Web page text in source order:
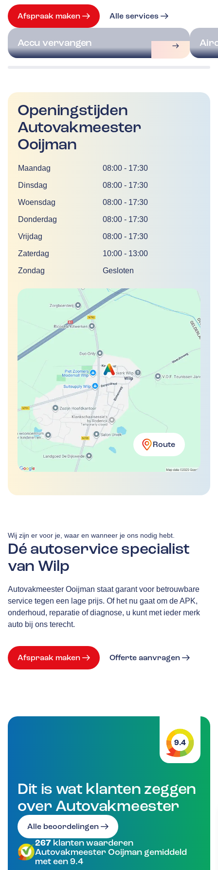
Afspraak maken Alle services
Accu vervangen
Openingstijden
Autovakmeester
Ooijman
DagTijd
Maandag 08:00 - 17:30
Dinsdag 08:00 - 17:30
Woensdag 08:00 - 17:30
Donderdag 08:00 - 17:30
Vrijdag 08:00 - 17:30
Zaterdag 10:00 - 13:00
Zondag Gesloten
Route
Dé autoservice specialist
van Wilp
Wij zijn er voor je, waar en wanneer je ons nodig hebt.
Autovakmeester Ooijman staat garant voor betrouwbare
service tegen een lage prijs. Of het nu gaat om de APK,
onderhoud, reparatie of diagnose, u kunt met ieder merk
auto bij ons terecht.
Afspraak maken Offerte aanvragen
9.4
Dit is wat klanten zeggen
over Autovakmeester
Alle beoordelingen
267 klanten waarderen
Autovakmeester Ooijman gemiddeld
met een 9.4